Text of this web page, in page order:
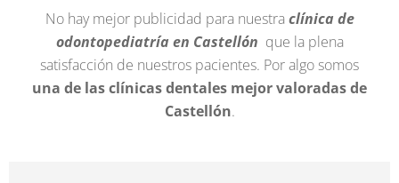
No hay mejor publicidad para nuestraclínica de
odontopediatría en Castellón que la plena
satisfacción de nuestros pacientes. Por algo somos
una de las clínicas dentales mejor valoradas de
Castellón.